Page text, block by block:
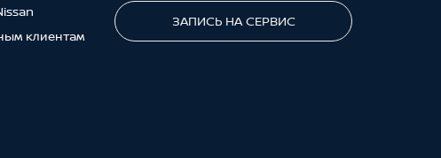
клиентам
ЗАПИСЬ НА СЕРВИС